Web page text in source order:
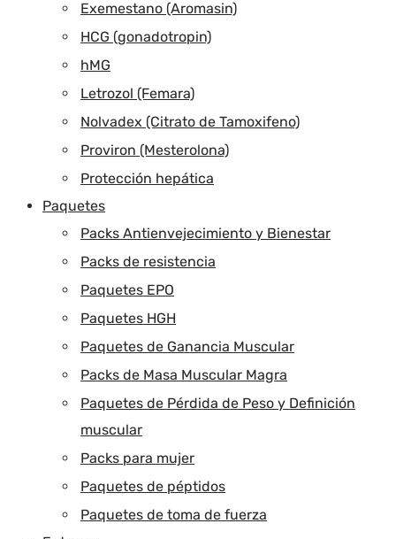
Exemestano (Aromasin)
HCG (gonadotropin)
hMG
Letrozol (Femara)
Nolvadex (Citrato de Tamoxifeno)
Proviron (Mesterolona)
Protección hepática
Paquetes
Packs Antienvejecimiento y Bienestar
Packs de resistencia
Paquetes EPO
Paquetes HGH
Paquetes de Ganancia Muscular
Packs de Masa Muscular Magra
Paquetes de Pérdida de Peso y Definición
muscular
Packs para mujer
Paquetes de péptidos
Paquetes de toma de fuerza